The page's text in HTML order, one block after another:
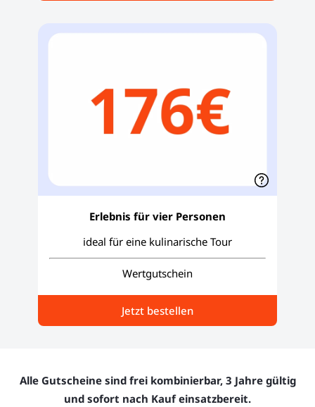
Erlebnis für vier Personen
ideal für eine kulinarische Tour
Wertgutschein
Jetzt bestellen
Alle Gutscheine sind frei kombinierbar, 3 Jahre gültig
und sofort nach Kauf einsatzbereit.